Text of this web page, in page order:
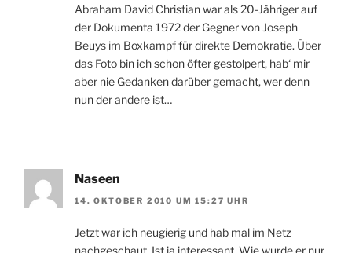
Abraham David Christian war als 20-Jähriger auf
der Dokumenta 1972 der Gegner von Joseph
Beuys im Boxkampf für direkte Demokratie. Über
das Foto bin ich schon öfter gestolpert, hab‘ mir
aber nie Gedanken darüber gemacht, wer denn
nun der andere ist…
Naseen
14. OKTOBER 2010 UM 15:27 UHR
Jetzt war ich neugierig und hab mal im Netz
nachgeschaut. Ist ja interessant. Wie wurde er nur